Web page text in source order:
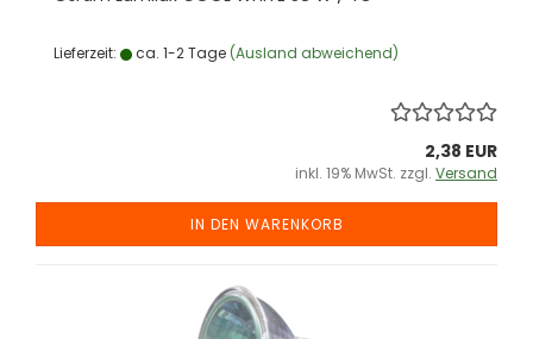
Lieferzeit: ca. 1-2 Tage (Ausland abweichend)
2,38 EUR
inkl. 19% MwSt. zzgl. Versand
IN DEN WARENKORB